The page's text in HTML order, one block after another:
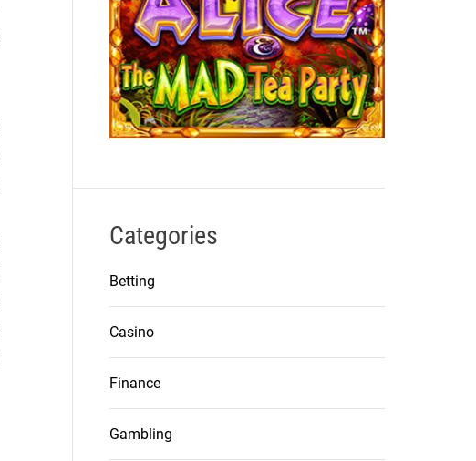
Categories
Betting
Casino
Finance
Gambling